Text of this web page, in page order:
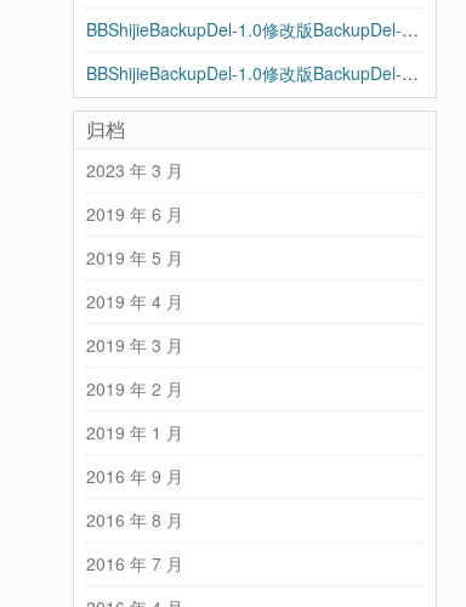
BBShijieBackupDel-1.0修改版BackupDel-2.0到来，增加支持SSH - 忽见博
BBShijieBackupDel-1.0修改版BackupDel-2.0到来，增加支持SSH | 忽见博
归档
2023 年 3 月
2019 年 6 月
2019 年 5 月
2019 年 4 月
2019 年 3 月
2019 年 2 月
2019 年 1 月
2016 年 9 月
2016 年 8 月
2016 年 7 月